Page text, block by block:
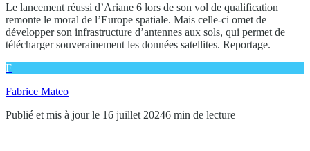
Le lancement réussi d’Ariane 6 lors de son vol de qualification
remonte le moral de l’Europe spatiale. Mais celle-ci omet de
développer son infrastructure d’antennes aux sols, qui permet de
télécharger souverainement les données satellites. Reportage.
F
Fabrice Mateo
Publié et mis à jour le 16 juillet 20246 min de lecture